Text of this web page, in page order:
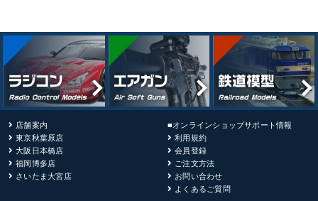
店舗案内
東京秋葉原店
大阪日本橋店
福岡博多店
さいたま大宮店
■オンラインショップサポート情報
利用規約
会員登録
ご注文方法
お問い合わせ
よくあるご質問